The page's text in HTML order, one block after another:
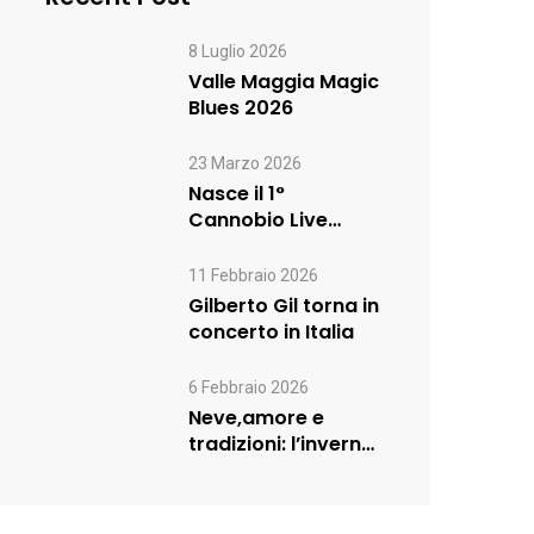
8 Luglio 2026
Valle Maggia Magic
Blues 2026
23 Marzo 2026
Nasce il 1°
Cannobio Live
11 Febbraio 2026
Gilberto Gil torna in
concerto in Italia
6 Febbraio 2026
Neve,amore e
tradizioni: l’inverno